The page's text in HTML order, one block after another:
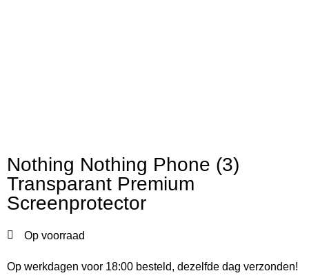
Nothing Nothing Phone (3)
Transparant Premium
Screenprotector
Op voorraad
Op werkdagen voor 18:00 besteld, dezelfde dag verzonden!